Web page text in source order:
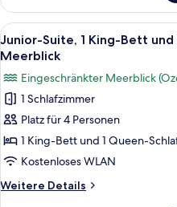
1 King-
Bett,
eingeschränkter
Meerblick
Alle
Fotos
Junior-
Suite,
1 King-
Bett
und
Schlafsofa,
eingeschränkter
8
Junior-Suite, 1 King-Bett
Meerblick
Eingeschränkter Meerblick
1 Schlafzimmer
Platz für 4 Personen
1 King-Bett und 1 Queen-
Kostenloses WLAN
Weitere Details
Weitere